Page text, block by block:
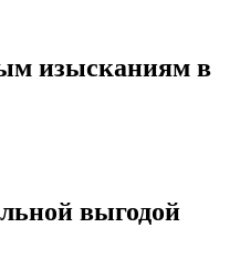
изысканиям в
выгодой